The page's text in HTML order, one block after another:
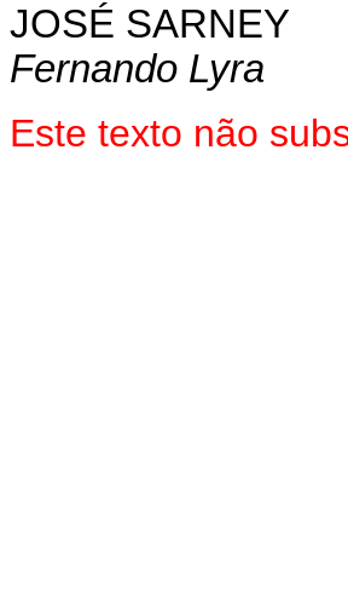
JOSÉ SARNEY
Fernando Lyra
Este texto não